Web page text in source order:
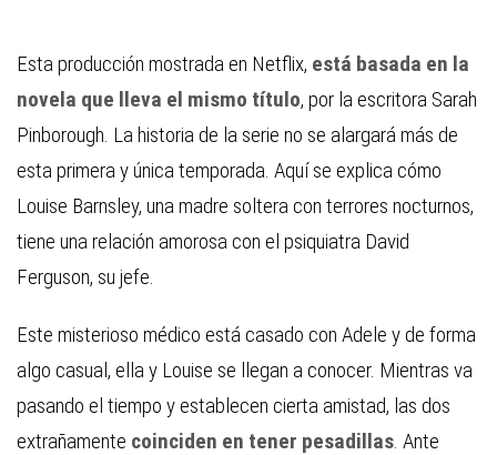
Esta producción mostrada en Netflix, está basada en la
novela que lleva el mismo título, por la escritora Sarah
Pinborough. La historia de la serie no se alargará más de
esta primera y única temporada. Aquí se explica cómo
Louise Barnsley, una madre soltera con terrores nocturnos,
tiene una relación amorosa con el psiquiatra David
Ferguson, su jefe.
Este misterioso médico está casado con Adele y de forma
algo casual, ella y Louise se llegan a conocer. Mientras va
pasando el tiempo y establecen cierta amistad, las dos
extrañamente coinciden en tener pesadillas . Ante